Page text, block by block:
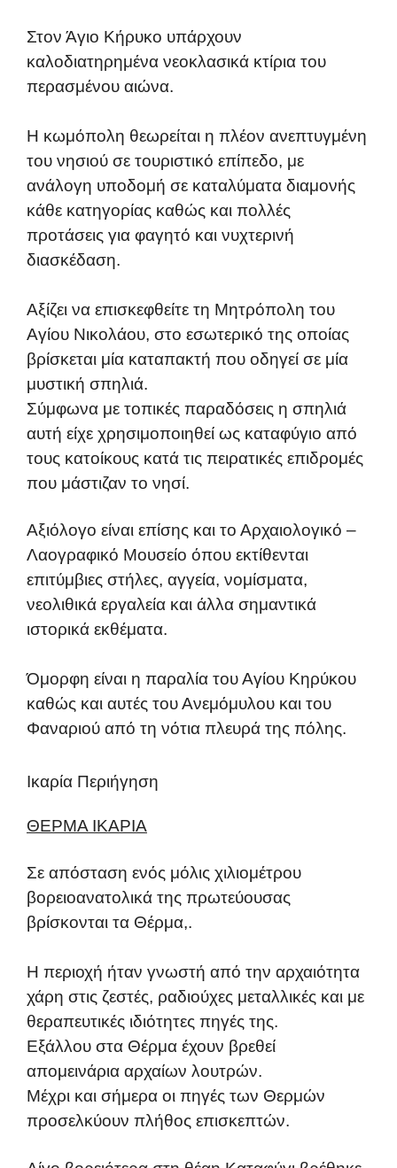
Στον Άγιο Κήρυκο υπάρχουν
καλοδιατηρημένα νεοκλασικά κτίρια του
περασμένου αιώνα.
Η κωμόπολη θεωρείται η πλέον ανεπτυγμένη
του νησιού σε τουριστικό επίπεδο, με
ανάλογη υποδομή σε καταλύματα διαμονής
κάθε κατηγορίας καθώς και πολλές
προτάσεις για φαγητό και νυχτερινή
διασκέδαση.
Αξίζει να επισκεφθείτε τη Μητρόπολη του
Αγίου Νικολάου, στο εσωτερικό της οποίας
βρίσκεται μία καταπακτή που οδηγεί σε μία
μυστική σπηλιά.
Σύμφωνα με τοπικές παραδόσεις η σπηλιά
αυτή είχε χρησιμοποιηθεί ως καταφύγιο από
τους κατοίκους κατά τις πειρατικές επιδρομές
που μάστιζαν το νησί.
Αξιόλογο είναι επίσης και το Αρχαιολογικό –
Λαογραφικό Μουσείο όπου εκτίθενται
επιτύμβιες στήλες, αγγεία, νομίσματα,
νεολιθικά εργαλεία και άλλα σημαντικά
ιστορικά εκθέματα.
Όμορφη είναι η παραλία του Αγίου Κηρύκου
καθώς και αυτές του Ανεμόμυλου και του
Φαναριού από τη νότια πλευρά της πόλης.
Ικαρία Περιήγηση
ΘΕΡΜΑ ΙΚΑΡΙΑ
Σε απόσταση ενός μόλις χιλιομέτρου
βορειοανατολικά της πρωτεύουσας
βρίσκονται τα Θέρμα,.
Η περιοχή ήταν γνωστή από την αρχαιότητα
χάρη στις ζεστές, ραδιούχες μεταλλικές και με
θεραπευτικές ιδιότητες πηγές της.
Εξάλλου στα Θέρμα έχουν βρεθεί
απομεινάρια αρχαίων λουτρών.
Μέχρι και σήμερα οι πηγές των Θερμών
προσελκύουν πλήθος επισκεπτών.